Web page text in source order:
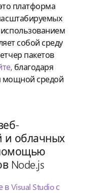
платформа
собой среду
пакетов
, благодаря
мощной средой
и облачных
Node.js
Visual Studio с